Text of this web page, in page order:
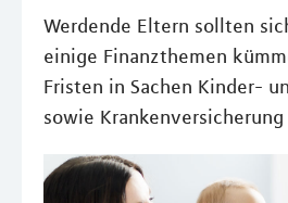
Werdende Eltern sollten
einige Finanzthemen
Fristen in Sachen Kinder-
sowie